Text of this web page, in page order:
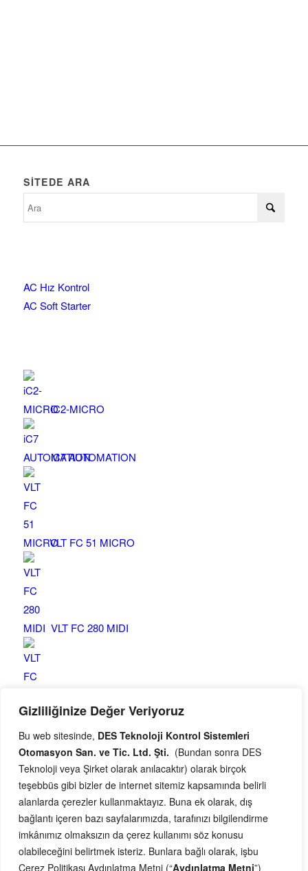
Gizliliğinize Değer Veriyoruz
Bu web sitesinde, DES Teknoloji Kontrol Sistemleri
Otomasyon San. ve Tic. Ltd. Şti. (Bundan sonra DES
Teknoloji veya Şirket olarak anılacaktır) olarak birçok
teşebbüs gibi bizler de internet sitemiz kapsamında belirli
alanlarda çerezler kullanmaktayız. Buna ek olarak, dış
bağlantı içeren bazı sayfalarımızda, tarafınızı bilgilendirme
imkânımız olmaksızın da çerez kullanımı söz konusu
olabileceğini belirtmek isteriz. Bunlara bağlı olarak, işbu
Çerez Politikası Aydınlatma Metni (“Aydınlatma Metni”)
SITEDE ARA
AC Hız Kontrol
AC Soft Starter
iC2-MICRO
iC7 AUTOMATION
VLT FC 51 MICRO
VLT FC 280 MIDI
VLT FC 101 HVAC BASIC
Facebook
LinkedIn
RSS Beslemesi